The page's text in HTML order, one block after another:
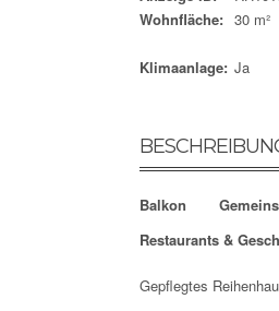
Wohnfläche: 30 m²
Klimaanlage: Ja
Balkon
Restaurants &
Gepflegtes